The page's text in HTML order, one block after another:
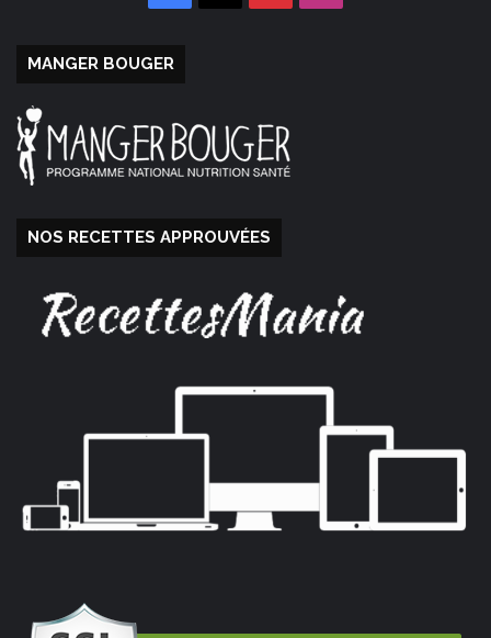
MANGER BOUGER
NOS RECETTES APPROUVÉES